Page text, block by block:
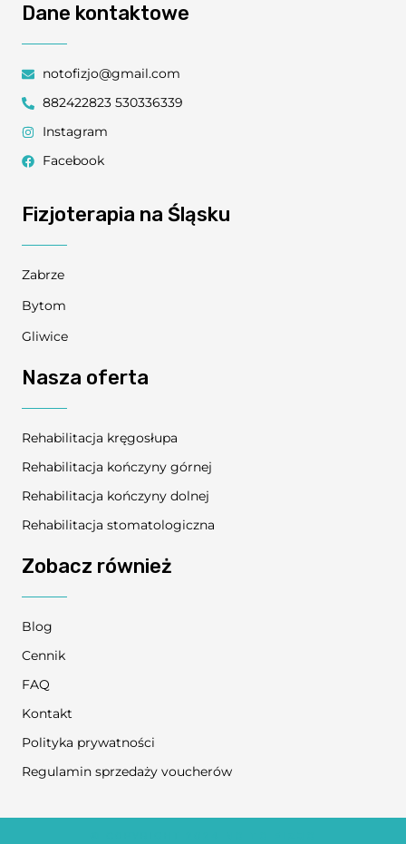
Dane kontaktowe
notofizjo@gmail.com
882422823 530336339
Instagram
Facebook
Fizjoterapia na Śląsku
Zabrze
Bytom
Gliwice
Nasza oferta
Rehabilitacja kręgosłupa
Rehabilitacja kończyny górnej
Rehabilitacja kończyny dolnej
Rehabilitacja stomatologiczna
Zobacz również
Blog
Cennik
FAQ
Kontakt
Polityka prywatności
Regulamin sprzedaży voucherów